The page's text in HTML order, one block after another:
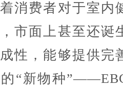
费者对于室内
市面上甚至还诞
性，能够提供完
“新物种